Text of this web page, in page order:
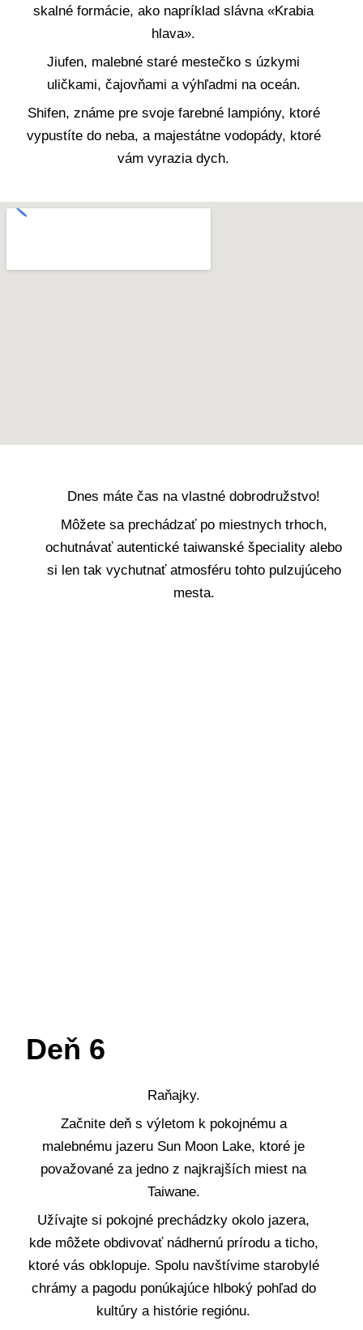
skalné formácie, ako napríklad slávna «Krabia
hlava».
Jiufen, malebné staré mestečko s úzkymi
uličkami, čajovňami a výhľadmi na oceán.
Shifen, známe pre svoje farebné lampióny, ktoré
vypustíte do neba, a majestátne vodopády, ktoré
vám vyrazia dych.
Dnes máte čas na vlastné dobrodružstvo!
Môžete sa prechádzať po miestnych trhoch,
ochutnávať autentické taiwanské špeciality alebo
si len tak vychutnať atmosféru tohto pulzujúceho
mesta.
Deň 6
Raňajky.
Začnite deň s výletom k pokojnému a
malebnému jazeru Sun Moon Lake, ktoré je
považované za jedno z najkrajších miest na
Taiwane.
Užívajte si pokojné prechádzky okolo jazera,
kde môžete obdivovať nádhernú prírodu a ticho,
ktoré vás obklopuje. Spolu navštívime starobylé
chrámy a pagodu ponúkajúce hlboký pohľad do
kultúry a histórie regiónu.